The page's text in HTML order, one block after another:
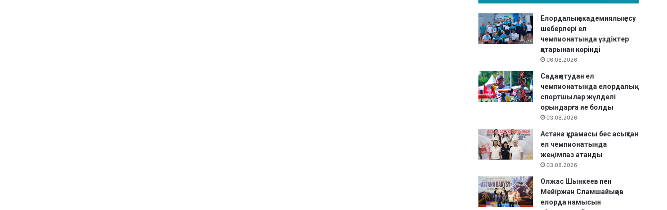
Елордалық академиялық есу
шеберлері ел
чемпионатында үздіктер
қатарынан көрінді
06.08.2026
Садақ атудан ел
чемпионатында елордалық
спортшылар жүлделі
орындарға ие болды
03.08.2026
Астана құрамасы бес асықтан
ел чемпионатында
жеңімпаз атанды
03.08.2026
Олжас Шынкеев пен
Мейіржан Сламшайықов
елорда намысын